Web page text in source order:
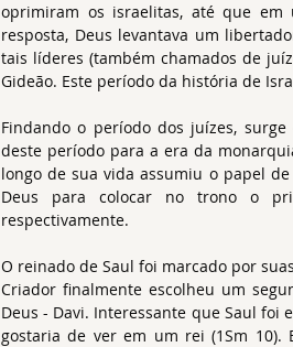
oprimiram os israelitas, até que em
resposta, Deus levantava um
tais líderes (também chamados de
Gideão. Este período da história de
Findando o período dos juízes,
deste período para a era da
longo de sua vida assumiu o papel
Deus para colocar no trono o
respectivamente.
O reinado de Saul foi marcado por
Criador finalmente escolheu um
Deus - Davi. Interessante que Saul foi
gostaria de ver em um rei (1Sm 10).